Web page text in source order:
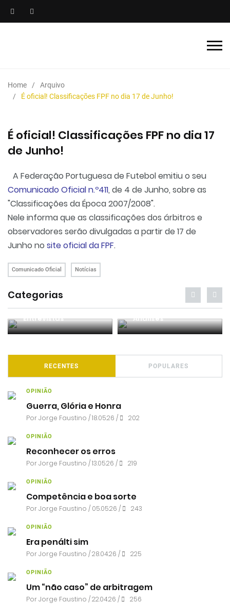
Home
Arquivo
É oficial! Classificações FPF no dia 17 de Junho!
É oficial! Classificações FPF no dia 17
de Junho!
A Federação Portuguesa de Futebol emitiu o seu
Comunicado Oficial n.º411, de 4 de Junho, sobre as
"Classificações da Época 2007/2008".
Nele informa que as classificações dos árbitros e
observadores serão divulgadas a partir de 17 de
Junho no site oficial da FPF.
Comunicado Oficial Notícias
Categorias
Entrevistas Análises
RECENTES POPULARES
OPINIÃO
Guerra, Glória e Honra
PorJorge Faustino / 18.05.26 / 202
OPINIÃO
Reconhecer os erros
PorJorge Faustino / 13.05.26 / 219
OPINIÃO
Competência e boa sorte
PorJorge Faustino / 05.05.26 / 243
OPINIÃO
Era penálti sim
PorJorge Faustino / 28.04.26 / 225
OPINIÃO
Um “não caso” de arbitragem
PorJorge Faustino / 22.04.26 / 256